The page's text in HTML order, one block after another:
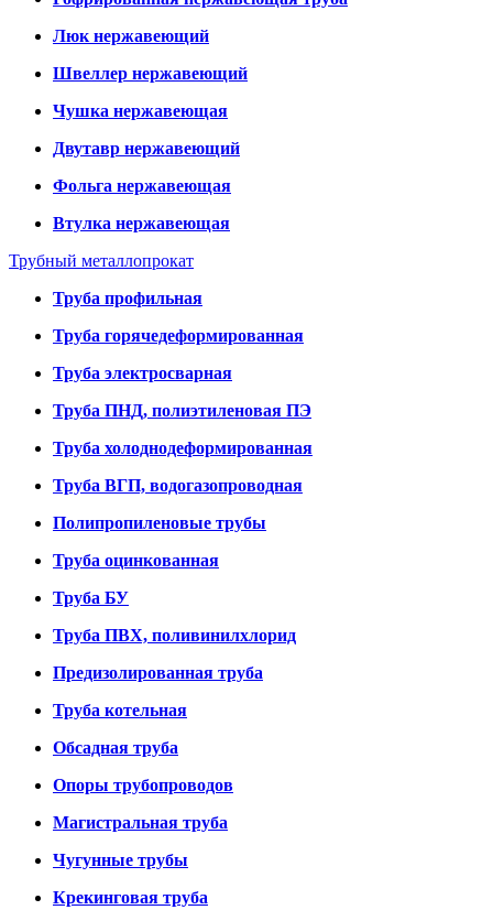
Люк нержавеющий
Швеллер нержавеющий
Чушка нержавеющая
Двутавр нержавеющий
Фольга нержавеющая
Втулка нержавеющая
Трубный металлопрокат
Труба профильная
Труба горячедеформированная
Труба электросварная
Труба ПНД, полиэтиленовая ПЭ
Труба холоднодеформированная
Труба ВГП, водогазопроводная
Полипропиленовые трубы
Труба оцинкованная
Труба БУ
Труба ПВХ, поливинилхлорид
Предизолированная труба
Труба котельная
Обсадная труба
Опоры трубопроводов
Магистральная труба
Чугунные трубы
Крекинговая труба